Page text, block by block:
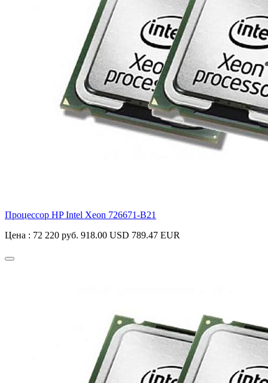
Процессор HP Intel Xeon 726671-B21
Цена : 72 220 руб. 918.00 USD 789.47 EUR